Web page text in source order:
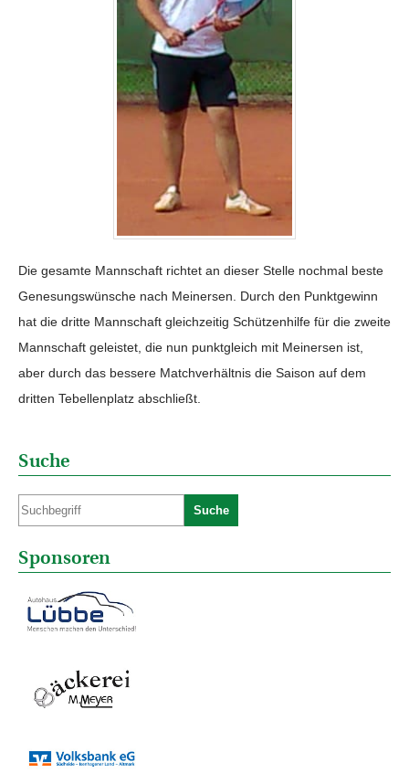
Die gesamte Mannschaft richtet an dieser Stelle nochmal beste
Genesungswünsche nach Meinersen. Durch den Punktgewinn
hat die dritte Mannschaft gleichzeitig Schützenhilfe für die zweite
Mannschaft geleistet, die nun punktgleich mit Meinersen ist,
aber durch das bessere Matchverhältnis die Saison auf dem
dritten Tebellenplatz abschließt.
Suche
Suche
Sponsoren